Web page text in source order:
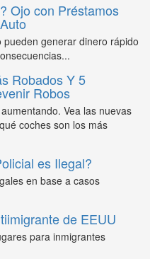
Ojo con Préstamos
generar dinero rápido
Robados Y 5
Robos
Vea las nuevas
coches son los más
es Ilegal?
en base a casos
de EEUU
para inmigrantes